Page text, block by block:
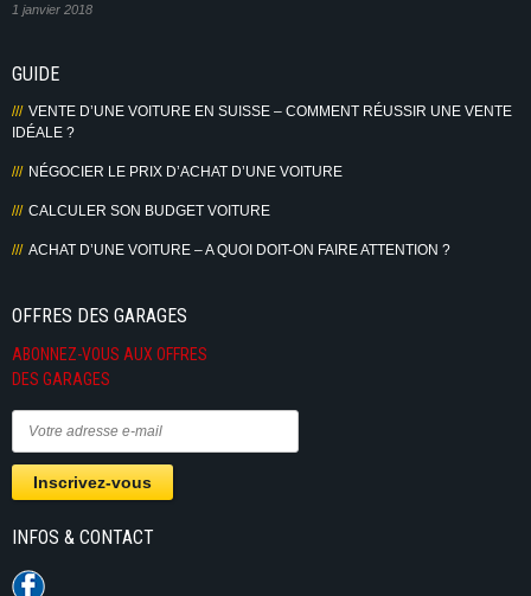
1 janvier 2018
GUIDE
VENTE D’UNE VOITURE EN SUISSE – COMMENT RÉUSSIR UNE VENTE
IDÉALE ?
NÉGOCIER LE PRIX D’ACHAT D’UNE VOITURE
CALCULER SON BUDGET VOITURE
ACHAT D’UNE VOITURE – A QUOI DOIT-ON FAIRE ATTENTION ?
OFFRES DES GARAGES
ABONNEZ-VOUS AUX OFFRES
DES GARAGES
INFOS & CONTACT